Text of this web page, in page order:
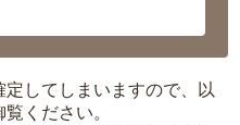
してしまいますので、以
ください。